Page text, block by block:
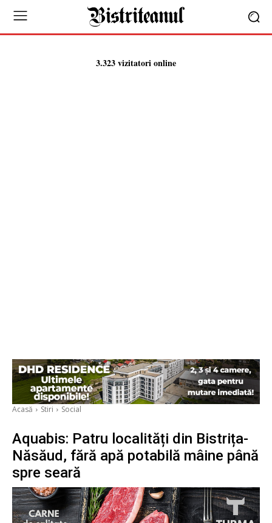
3.323 vizitatori online
Acasă Stiri Social
Aquabis: Patru localități din Bistrița-
Năsăud, fără apă potabilă mâine până
spre seară